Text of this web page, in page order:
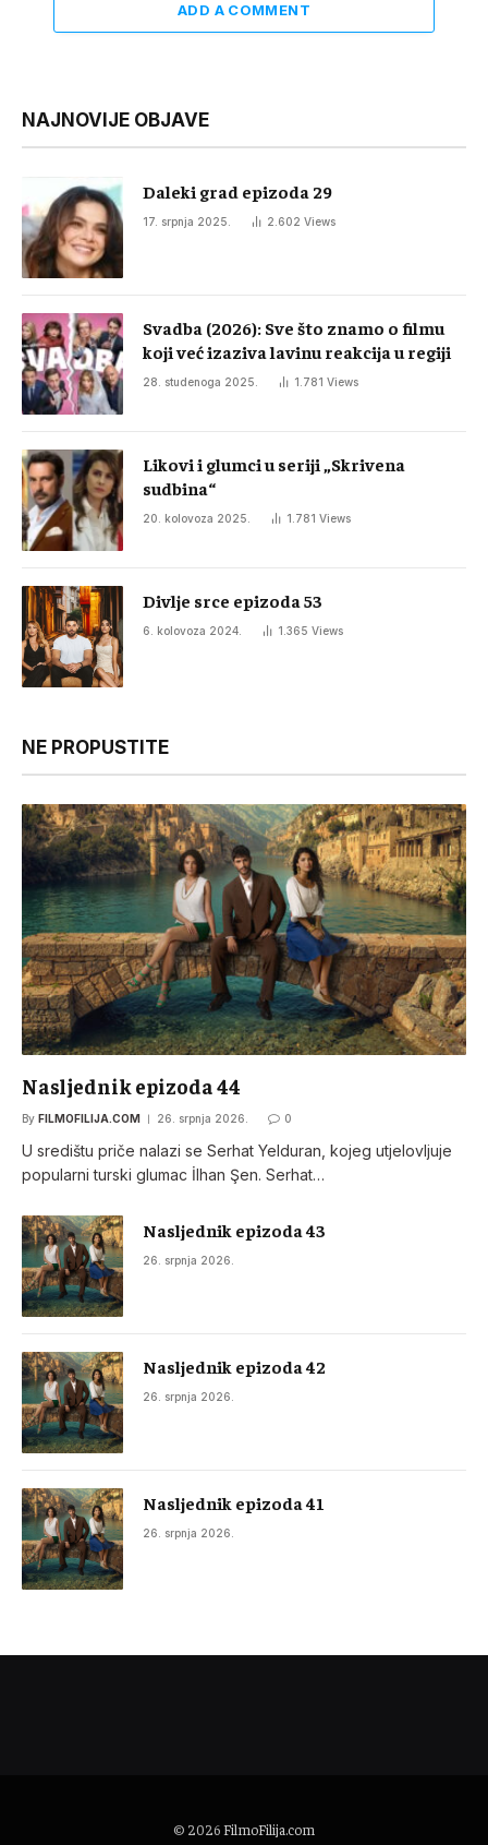
ADD A COMMENT
NAJNOVIJE OBJAVE
Daleki grad epizoda 29
17. srpnja 2025. 2.602 Views
Svadba (2026): Sve što znamo o filmu
koji već izaziva lavinu reakcija u regiji
28. studenoga 2025. 1.781 Views
Likovi i glumci u seriji „Skrivena
sudbina“
20. kolovoza 2025. 1.781 Views
Divlje srce epizoda 53
6. kolovoza 2024. 1.365 Views
NE PROPUSTITE
Nasljednik epizoda 44
By FILMOFILIJA.COM 26. srpnja 2026. 0
U središtu priče nalazi se Serhat Yelduran, kojeg utjelovljuje
popularni turski glumac İlhan Şen. Serhat…
Nasljednik epizoda 43
26. srpnja 2026.
Nasljednik epizoda 42
26. srpnja 2026.
Nasljednik epizoda 41
26. srpnja 2026.
© 2026FilmoFilija.com